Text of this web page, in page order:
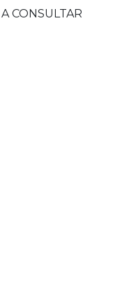
A CONSULTAR